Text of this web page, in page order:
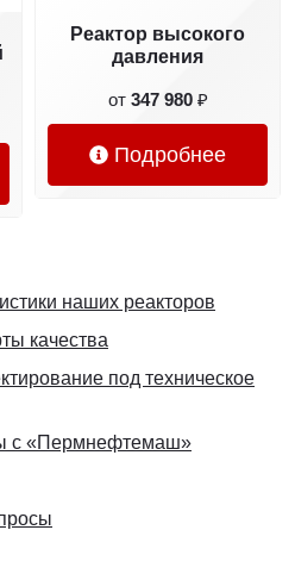
Реактор высокого
давления
от 347 980₽
Подробнее
наших реакторов
качества
под техническое
с «Пермнефтемаш»